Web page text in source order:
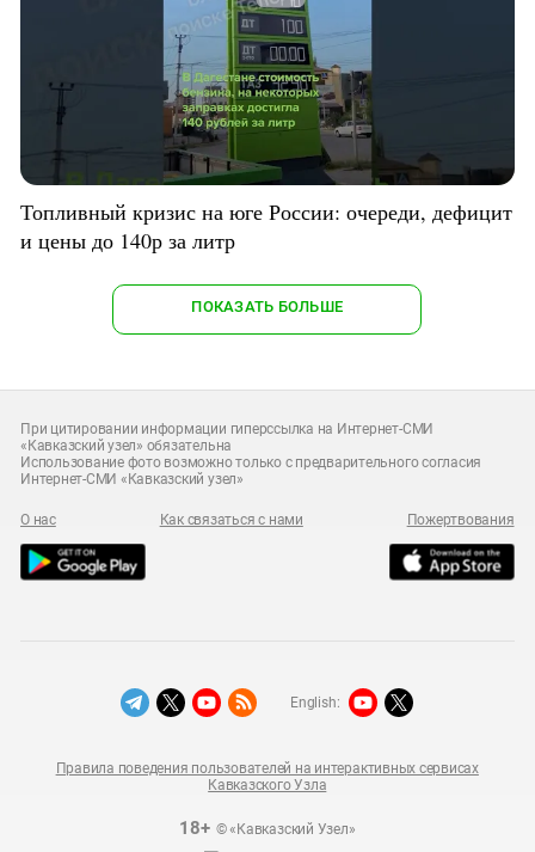
Топливный кризис на юге России: очереди, дефицит
и цены до 140р за литр
ПОКАЗАТЬ БОЛЬШЕ
При цитировании информации гиперссылка на Интернет-СМИ
«Кавказский узел» обязательна
Использование фото возможно только с предварительного согласия
Интернет-СМИ «Кавказский узел»
О нас Как связаться с нами Пожертвования
18+© «Кавказский Узел»
Правила поведения пользователей на интерактивных сервисах
Кавказского Узла
English: